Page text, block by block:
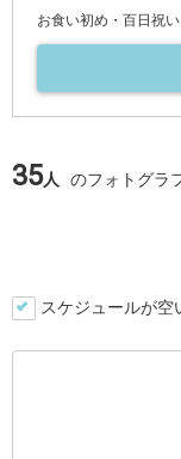
お食い初め・百日祝い
35人 のフォトグラ
スケジュールが